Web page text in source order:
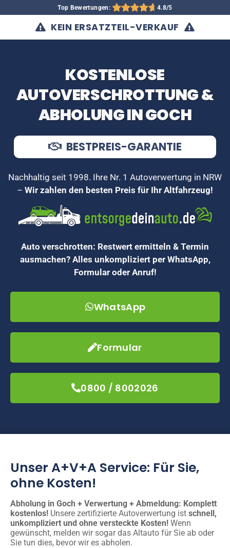
Top Bewertungen: 4.8/5
KEIN ERSATZTEIL-VERKAUF
KOSTENLOSE
AUTOVERSCHROTTUNG &
ABHOLUNG IN GOCH
BESTPREIS-GARANTIE
Nachhaltig seit 1998. Ihre Nr. 1 Autoverwertung in NRW
– Wir zahlen den besten Preis für Ihr Altfahrzeug!
Auto verschrotten: Restwert ermitteln & Termin
ausmachen? Alles unkompliziert per WhatsApp,
Formular oder Anruf!
WhatsApp
Formular
0800 / 8002026
Unser A+V+A Service: Für Sie,
ohne Kosten!
Abholung in Goch + Verwertung + Abmeldung: Komplett
kostenlos! Unsere zertifizierte Autoverwertung ist schnell,
unkompliziert und ohne versteckte Kosten! Wenn
gewünscht, melden wir sogar das Altauto für Sie ab oder
Sie tun dies, bevor wir es abholen.